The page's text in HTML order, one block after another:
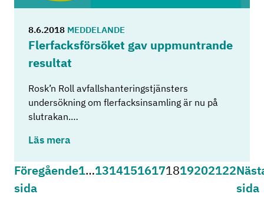
8.6.2018 MEDDELANDE
Fler­facks­för­sö­ket gav upp­munt­ran­de
re­sul­tat
Rosk’n Roll avfallshanteringstjänsters
undersökning om flerfacksinsamling är nu på
slutrakan.…
Läs mera
Posts pagination
Föregående
sida
Sida
1…Sida
13Sida
14Sida
15Sida
16Sida
17Sida
18Sida
19Sida
20Sida
21Sida
22
sida